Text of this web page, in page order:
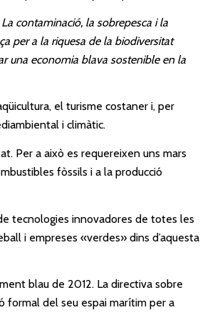
contaminació, la sobrepesca i la
per a la riquesa de la biodiversitat
una economia blava sostenible en la
el turisme costaner i, per
i climàtic.
Per a això es requereixen uns mars
fòssils i a la producció
tecnologies innovadores de totes les
i empreses «verdes» dins d’aquesta
blau de 2012. La directiva sobre
formal del seu espai marítim per a